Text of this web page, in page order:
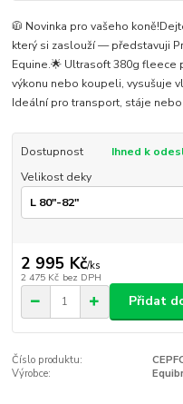
🧥 Novinka pro vašeho
který si zaslouží — představuji
Equine.🌟 Ultrasoft 380g
výkonu nebo koupeli, vysušuje
Ideální pro transport, stáje
Dostupnost
Ihned k
Velikost deky
2 995 Kč/ks
2 475 Kč bez DPH
Přidat
Číslo produktu:
Výrobce: